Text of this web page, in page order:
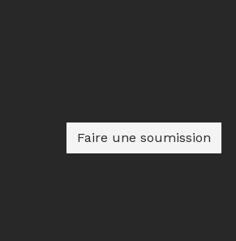
Faire une soumission